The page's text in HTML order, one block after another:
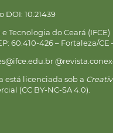
DOI: 10.21439
Tecnologia do Ceará (IFCE)
60.410-426 – Fortaleza/CE
está licenciada sob a
(CC BY-NC-SA 4.0).